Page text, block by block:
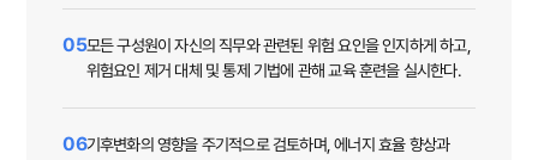
05모든 구성원이 자신의 직무와 관련된 위험 요인을 인지하게 하고,
위험요인 제거 대체 및 통제 기법에 관해 교육 훈련을 실시한다.
06기후변화의 영향을 주기적으로 검토하며, 에너지 효율 향상과